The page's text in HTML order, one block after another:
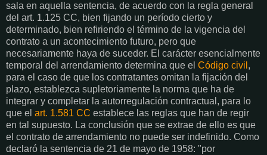
sala en aquella sentencia, de acuerdo con la regla general
del art. 1.125 CC, bien fijando un período cierto y
determinado, bien refiriendo el término de la vigencia del
contrato a un acontecimiento futuro, pero que
necesariamente haya de suceder. El carácter esencialmente
temporal del arrendamiento determina que el Código civil ,
para el caso de que los contratantes omitan la fijación del
plazo, establezca supletoriamente la norma que ha de
integrar y completar la autorregulación contractual, para lo
que el art. 1.581 CC establece las reglas que han de regir
en tal supuesto. La conclusión que se extrae de ello es que
el contrato de arrendamiento no puede ser indefinido. Como
declaró la sentencia de 21 de mayo de 1958: "por